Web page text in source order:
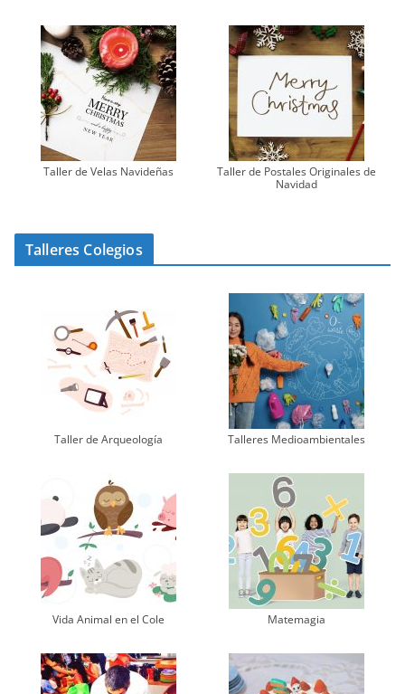
Taller de Velas Navideñas
Taller de Postales Originales de
Navidad
Talleres Colegios
Taller de Arqueología Talleres Medioambientales
Vida Animal en el Cole Matemagia